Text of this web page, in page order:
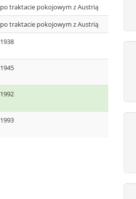
po traktacie pokojowym z Austrią
po traktacie pokojowym z Austrią
1938
1945
1992
1993